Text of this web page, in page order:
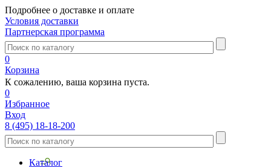
Подробнее о доставке и оплате
Условия доставки
Партнерская программа
0
Корзина
К сожалению, ваша корзина пуста.
0
Избранное
Вход
8 (495) 18-18-200
Каталог